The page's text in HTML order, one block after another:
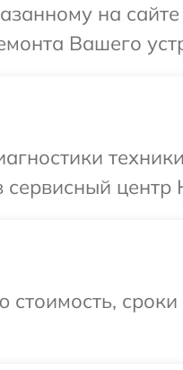
на сайте
Вашего
центр